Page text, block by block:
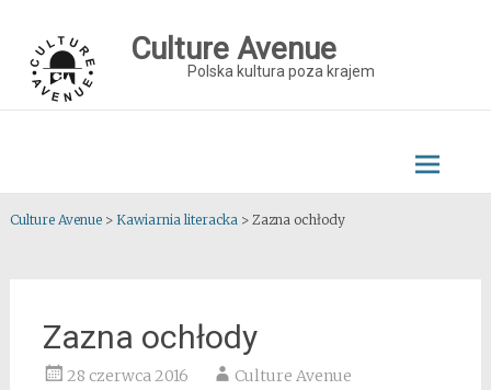
content
Culture Avenue
Polska kultura poza krajem
Culture Avenue> Kawiarnia literacka> Zazna ochłody
Zazna ochłody
28 czerwca 2016 Culture Avenue